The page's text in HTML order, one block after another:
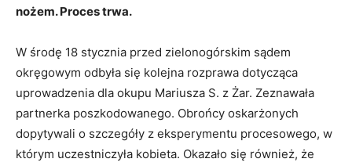
nożem. Proces trwa.
W środę 18 stycznia przed zielonogórskim sądem
okręgowym odbyła się kolejna rozprawa dotycząca
uprowadzenia dla okupu Mariusza S. z Żar. Zeznawała
partnerka poszkodowanego. Obrońcy oskarżonych
dopytywali o szczegóły z eksperymentu procesowego, w
którym uczestniczyła kobieta. Okazało się również, że